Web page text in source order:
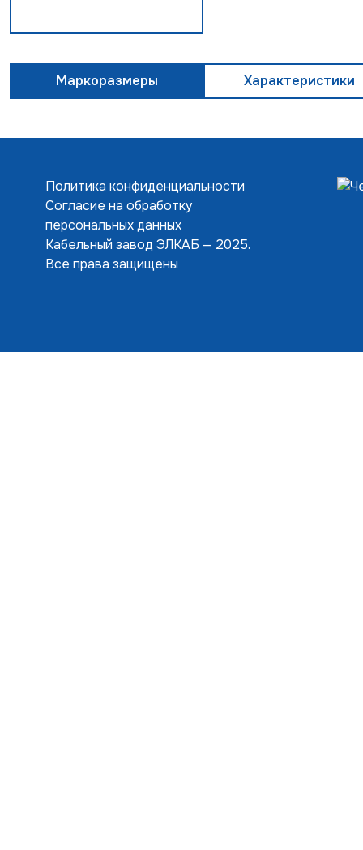
Маркоразмеры Характеристики
Политика конфиденциальности
Согласие на обработку
персональных данных
Кабельный завод ЭЛКАБ — 2025.
Все права защищены